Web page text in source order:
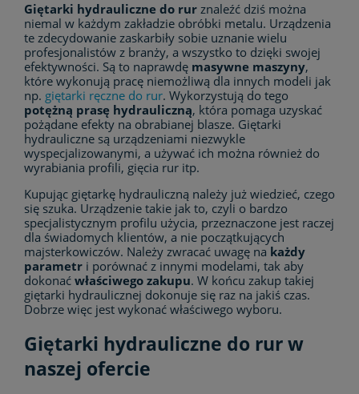
Giętarki hydrauliczne do rur znaleźć dziś można
niemal w każdym zakładzie obróbki metalu. Urządzenia
te zdecydowanie zaskarbiły sobie uznanie wielu
profesjonalistów z branży, a wszystko to dzięki swojej
efektywności. Są to naprawdę masywne maszyny,
które wykonują pracę niemożliwą dla innych modeli jak
np. giętarki ręczne do rur. Wykorzystują do tego
potężną prasę hydrauliczną, która pomaga uzyskać
pożądane efekty na obrabianej blasze. Giętarki
hydrauliczne są urządzeniami niezwykle
wyspecjalizowanymi, a używać ich można również do
wyrabiania profili, gięcia rur itp.
Kupując giętarkę hydrauliczną należy już wiedzieć, czego
się szuka. Urządzenie takie jak to, czyli o bardzo
specjalistycznym profilu użycia, przeznaczone jest raczej
dla świadomych klientów, a nie początkujących
majsterkowiczów. Należy zwracać uwagę na każdy
parametr i porównać z innymi modelami, tak aby
dokonać właściwego zakupu. W końcu zakup takiej
giętarki hydraulicznej dokonuje się raz na jakiś czas.
Dobrze więc jest wykonać właściwego wyboru.
Giętarki hydrauliczne do rur w
naszej ofercie